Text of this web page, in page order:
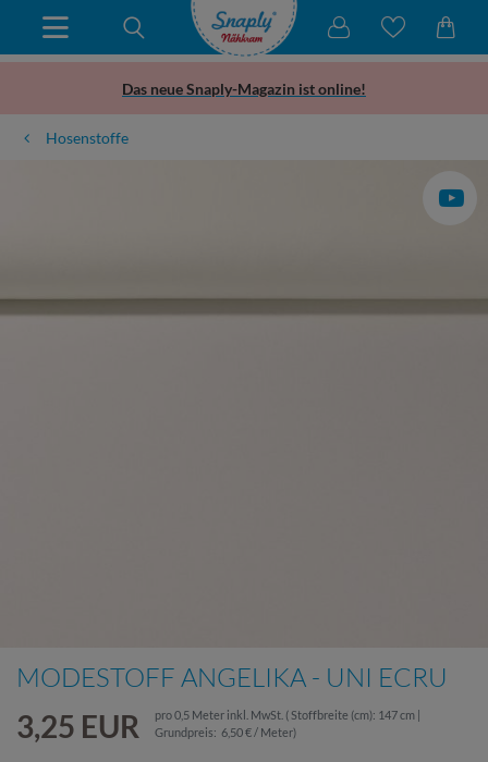
Das neue Snaply-Magazin ist online!
Hosenstoffe
MODESTOFF ANGELIKA - UNI ECRU
3,25 EUR pro0,5 Meter inkl. MwSt. ( Stoffbreite (cm): 147 cm |
Grundpreis: 6,50 € / Meter)